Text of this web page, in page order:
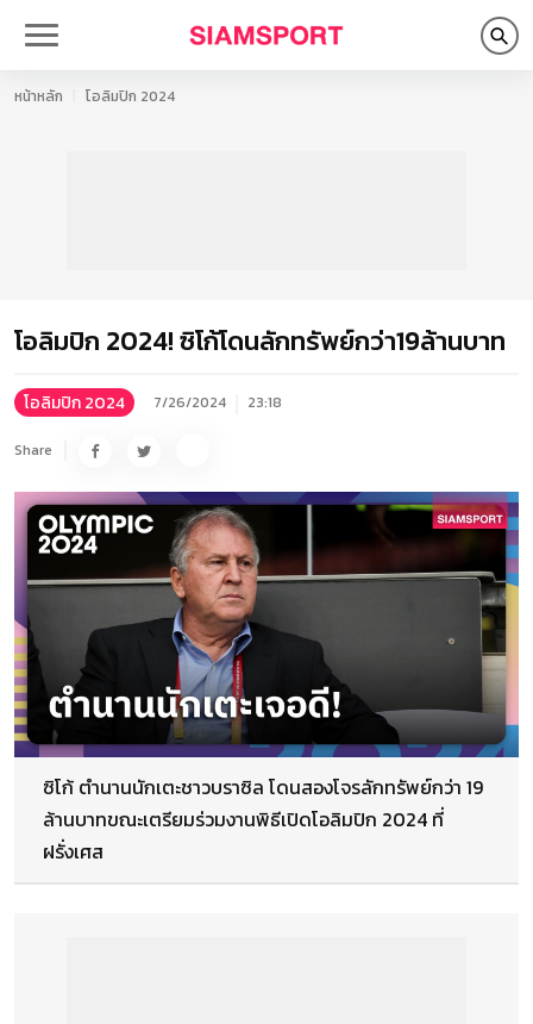
หน้าหลัก โอลิมปิก 2024
โอลิมปิก 2024! ซิโก้โดนลักทรัพย์กว่า19ล้านบาท
โอลิมปิก 2024 7/26/2024 23:18
Share
ซิโก้ ตำนานนักเตะชาวบราซิล โดนสองโจรลักทรัพย์กว่า 19
ล้านบาทขณะเตรียมร่วมงานพิธีเปิดโอลิมปิก 2024 ที่
ฝรั่งเศส